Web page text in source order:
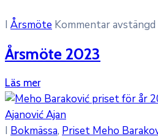
I Årsmöte Kommentar avstängd
Årsmöte 2023
Läs mer
I Bokmässa‚ Priset Meho